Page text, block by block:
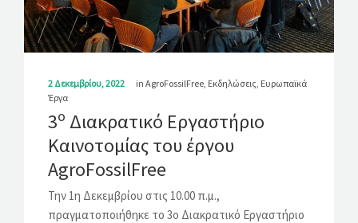
2 Δεκεμβρίου, 2022 in AgroFossilFree, Εκδηλώσεις, Ευρωπαϊκά
Έργα
3ο Διακρατικό Εργαστήριο
Καινοτομίας του έργου
AgroFossilFree
Την 1η Δεκεμβρίου στις 10.00 π.μ.,
πραγματοποιήθηκε το 3ο Διακρατικό Εργαστήριο